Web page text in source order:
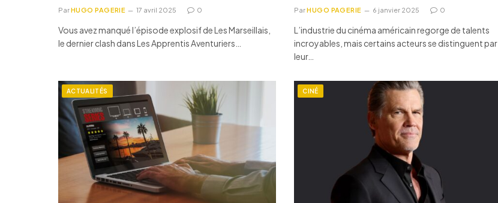
ParHUGO PAGERIE 17 avril 2025 0
Vous avez manqué l’épisode explosif de Les Marseillais,
le dernier clash dans Les Apprentis Aventuriers…
ParHUGO PAGERIE 6 janvier 2025 0
L’industrie du cinéma américain regorge de talents
incroyables, mais certains acteurs se distinguent par
leur…
ACTUALITÉS CINÉ